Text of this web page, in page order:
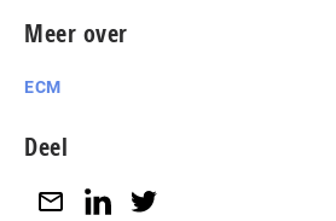
Meer over
ECM
Deel